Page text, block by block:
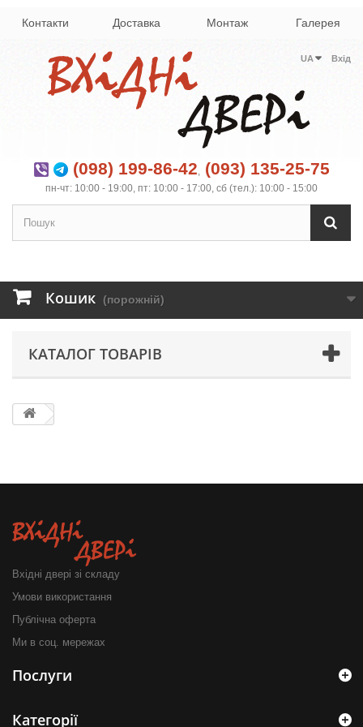
Контакти Доставка Монтаж Галерея
Вхід
UA
(098) 199-86-42, (093) 135-25-75
пн-чт: 10:00 - 19:00, пт: 10:00 - 17:00, сб (тел.): 10:00 - 15:00
Кошик (порожній)
КАТАЛОГ ТОВАРІВ
Вхідні двері зі складу
Умови використання
Публічна оферта
Ми в соц. мережах
Послуги
Категорії